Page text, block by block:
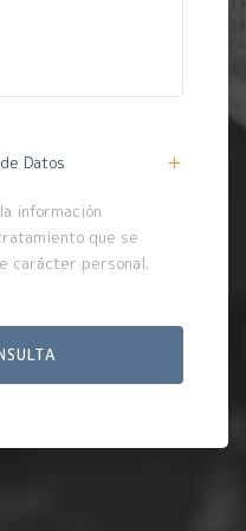
Datos
información
que se
carácter personal.